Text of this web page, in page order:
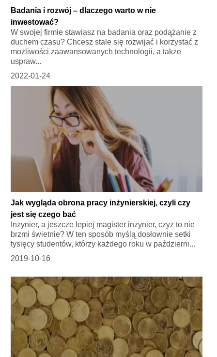
Badania i rozwój – dlaczego warto w nie
inwestować?
W swojej firmie stawiasz na badania oraz podążanie z
duchem czasu? Chcesz stale się rozwijać i korzystać z
możliwości zaawansowanych technologii, a także
uspraw...
2022-01-24
Jak wygląda obrona pracy inżynierskiej, czyli czy
jest się czego bać
Inżynier, a jeszcze lepiej magister inżynier, czyż to nie
brzmi świetnie? W ten sposób myślą dosłownie setki
tysięcy studentów, którzy każdego roku w październi...
2019-10-16